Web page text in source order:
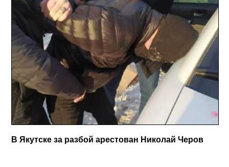
В Якутске за разбой арестован Николай Черов